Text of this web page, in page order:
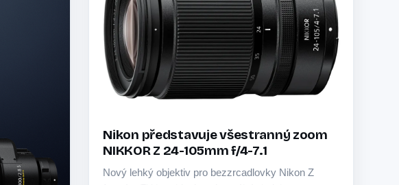
Nikon představuje všestranný zoom
NIKKOR Z 24-105mm f/4-7.1
Nový lehký objektiv pro bezzrcadlovky Nikon Z